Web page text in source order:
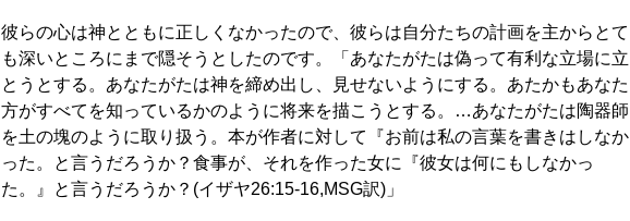
彼らの心は神とともに正しくなかったので、彼らは自分たちの計画を主からとて
も深いところにまで隠そうとしたのです。「あなたがたは偽って有利な立場に立
とうとする。あなたがたは神を締め出し、見せないようにする。あたかもあなた
方がすべてを知っているかのように将来を描こうとする。…あなたがたは陶器師
を土の塊のように取り扱う。本が作者に対して『お前は私の言葉を書きはしなか
った。と言うだろうか？食事が、それを作った女に『彼女は何にもしなかっ
た。』と言うだろうか？(イザヤ26:15-16,MSG訳)」